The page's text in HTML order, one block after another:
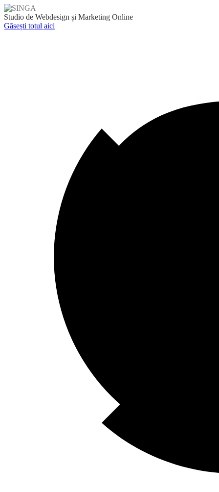
Skip
to
content
Studio de Webdesign și Marketing Online
Găsești totul aici